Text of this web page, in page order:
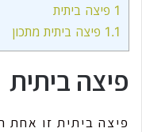
1 פיצה ביתית
1.1 פיצה ביתית מתכון
פיצה ביתית
פיצה ביתית זו אחת